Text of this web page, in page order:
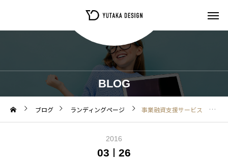
BLOG
ブログ ランディングページ 事業融資支援サービス ランディングページ制作
2016
03 26